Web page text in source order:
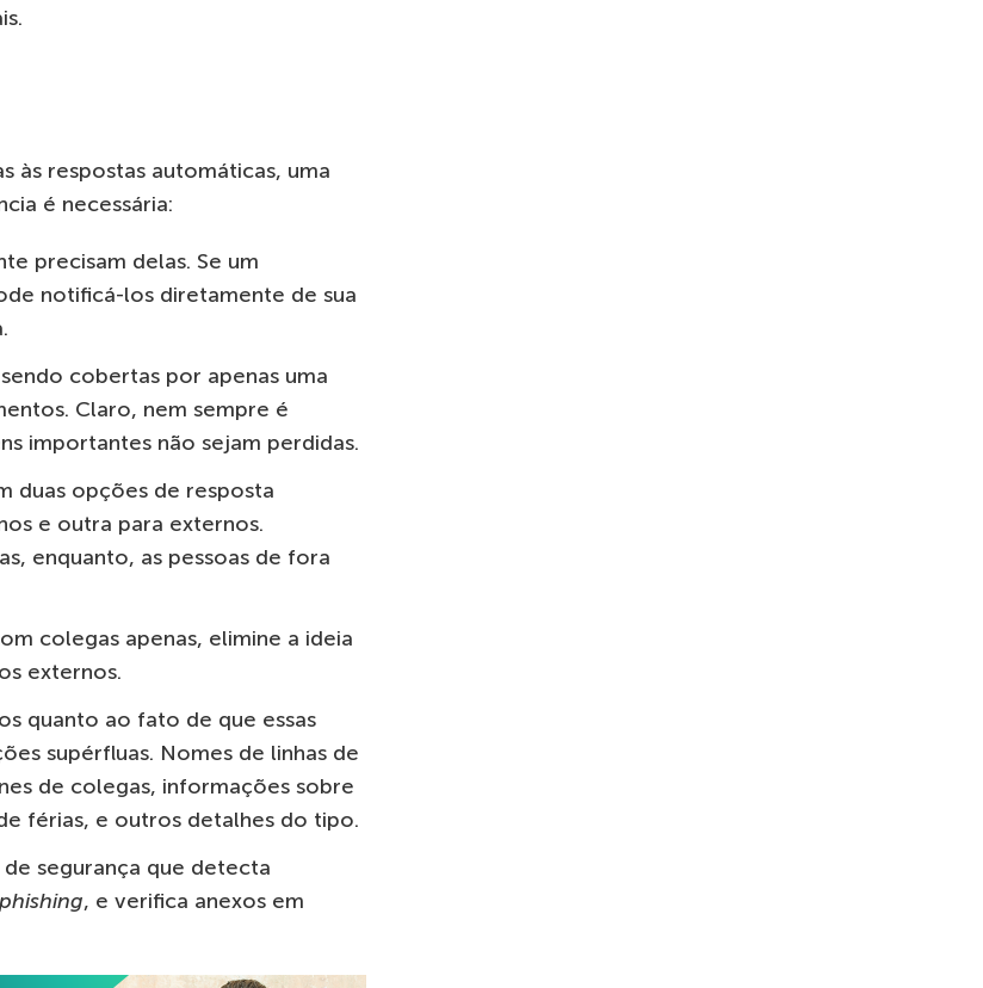
às respostas automáticas, uma
é necessária:
precisam delas. Se um
notificá-los diretamente de sua
cobertas por apenas uma
Claro, nem sempre é
importantes não sejam perdidas.
duas opções de resposta
e outra para externos.
enquanto, as pessoas de fora
colegas apenas, elimine a ideia
externos.
quanto ao fato de que essas
supérfluas. Nomes de linhas de
de colegas, informações sobre
férias, e outros detalhes do tipo.
segurança que detecta
phishing, e verifica anexos em